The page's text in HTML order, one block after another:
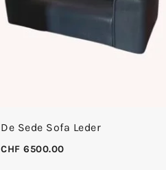
De Sede Sofa Leder
CHF 6500.00